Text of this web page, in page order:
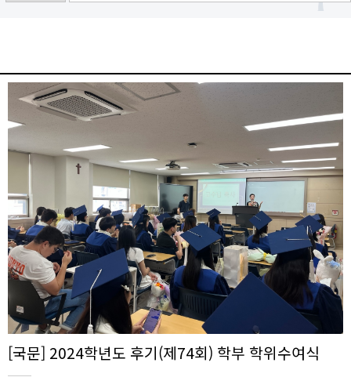
[국문] 2024학년도 후기(제74회) 학부 학위수여식